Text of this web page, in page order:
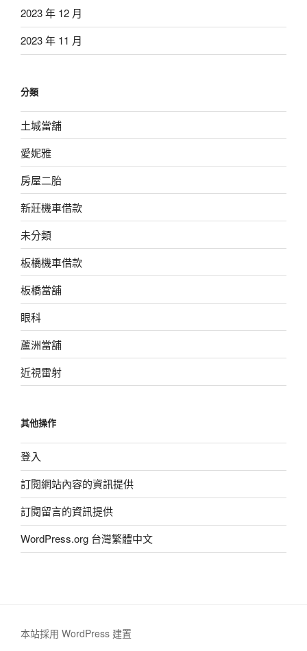
2023 年 12 月
2023 年 11 月
分類
土城當舖
愛妮雅
房屋二胎
新莊機車借款
未分類
板橋機車借款
板橋當舖
眼科
蘆洲當舖
近視雷射
其他操作
登入
訂閱網站內容的資訊提供
訂閱留言的資訊提供
WordPress.org 台灣繁體中文
本站採用 WordPress 建置